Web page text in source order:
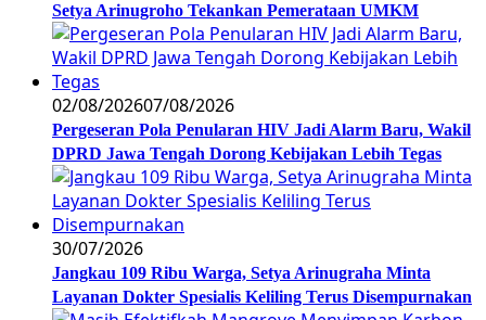
Setya Arinugroho Tekankan Pemerataan UMKM
02/08/202607/08/2026
Pergeseran Pola Penularan HIV Jadi Alarm Baru, Wakil
DPRD Jawa Tengah Dorong Kebijakan Lebih Tegas
30/07/2026
Jangkau 109 Ribu Warga, Setya Arinugraha Minta
Layanan Dokter Spesialis Keliling Terus Disempurnakan